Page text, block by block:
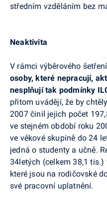
středním vzděláním bez
Neaktivita
V rámci výběrového
osoby, které nepracují,
nesplňují tak podmínky
přitom uvádějí, že by
2007 činil jejich počet
ve stejném období roku
ve věkové skupině do 24
jedná o studenty a učně.
34letých (celkem 38,1
které jsou na rodičovské
své pracovní uplatnění.